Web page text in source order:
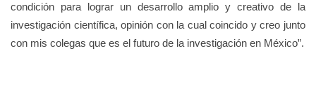
condición para lograr un desarrollo amplio y creativo de la
investigación científica, opinión con la cual coincido y creo junto
con mis colegas que es el futuro de la investigación en México”.